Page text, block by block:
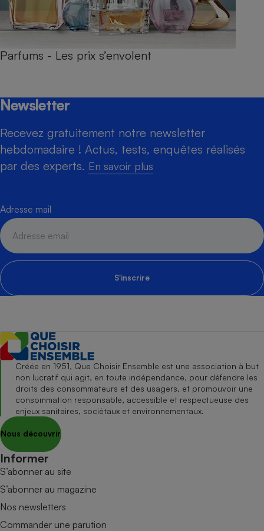
Parfums - Les prix s’envolent
Newsletter
Recevez gratuitement notre newsletter
hebdomadaire ! Actus, tests, enquêtes réalisés
par des experts. En savoir plus
Adresse mail
S'inscrire
Créée en 1951, Que Choisir Ensemble est une association à but
non lucratif qui agit, en toute indépendance, pour défendre les
droits des consommateurs et des usagers, et promouvoir une
consommation responsable, accessible et respectueuse des
enjeux sanitaires, sociétaux et environnementaux.
Nous découvrir
Informer
S’abonner au site
S’abonner au magazine
Nos newsletters
Commander une parution